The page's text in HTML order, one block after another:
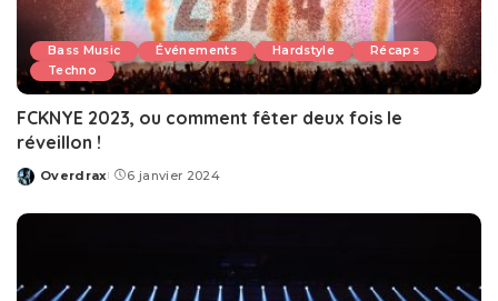
Bass Music Événements Hardstyle
Récaps
Techno
FCKNYE 2023, ou comment fêter deux fois le
réveillon !
Posted
Overdrax 6 janvier 2024